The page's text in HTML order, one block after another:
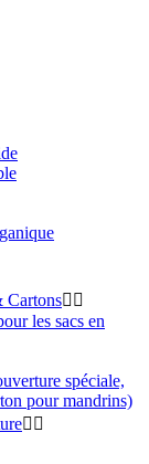
Cartons 
les sacs en
spéciale,
pour mandrins)
 